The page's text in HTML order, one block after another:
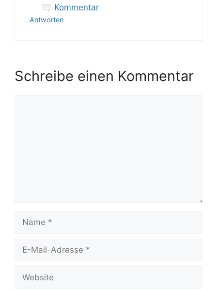
Kommentar
Antworten
Schreibe einen Kommentar
Mail-